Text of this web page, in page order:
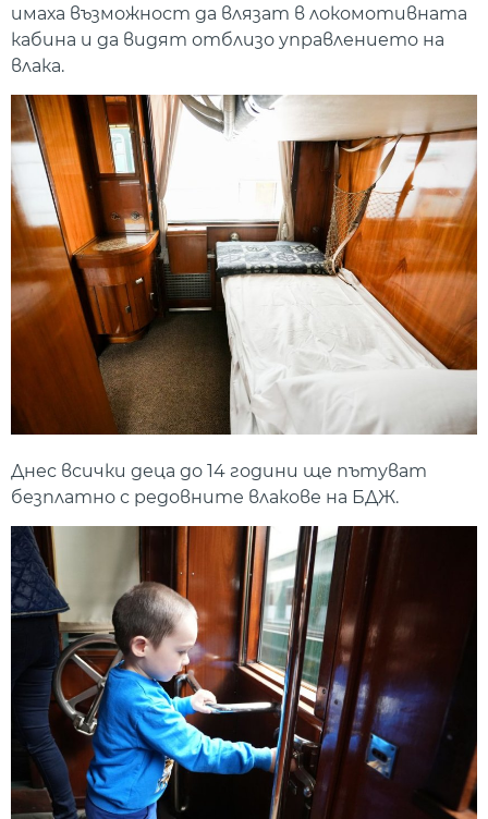
имаха възможност да влязат в локомотивната
кабина и да видят отблизо управлението на
влака.
Днес всички деца до 14 години ще пътуват
безплатно с редовните влакове на БДЖ.